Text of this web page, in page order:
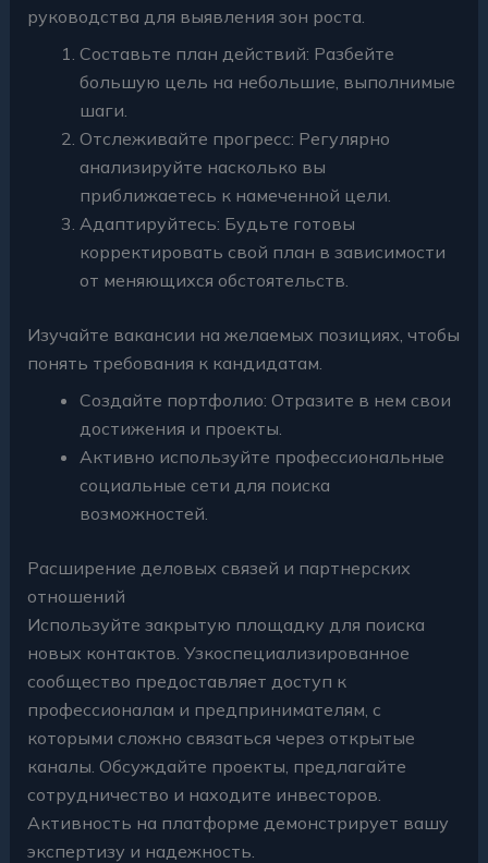
руководства для выявления зон роста.
Составьте план действий: Разбейте
большую цель на небольшие, выполнимые
шаги.
Отслеживайте прогресс: Регулярно
анализируйте насколько вы
приближаетесь к намеченной цели.
Адаптируйтесь: Будьте готовы
корректировать свой план в зависимости
от меняющихся обстоятельств.
Изучайте вакансии на желаемых позициях, чтобы
понять требования к кандидатам.
Создайте портфолио: Отразите в нем свои
достижения и проекты.
Активно используйте профессиональные
социальные сети для поиска
возможностей.
Расширение деловых связей и партнерских
отношений
Используйте закрытую площадку для поиска
новых контактов. Узкоспециализированное
сообщество предоставляет доступ к
профессионалам и предпринимателям, с
которыми сложно связаться через открытые
каналы. Обсуждайте проекты, предлагайте
сотрудничество и находите инвесторов.
Активность на платформе демонстрирует вашу
экспертизу и надежность.